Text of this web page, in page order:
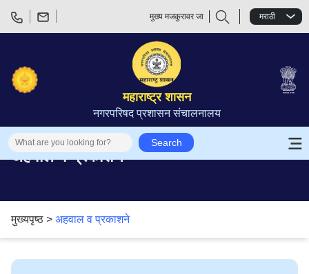
मुख्य मजकुरावर जा मराठी
महाराष्ट्र शासन
नगरपरिषद प्रशासन संचालनालय
Search
अहवाल व प्रकाशने
मुख्यपृष्ठ > अहवाल व प्रकाशने